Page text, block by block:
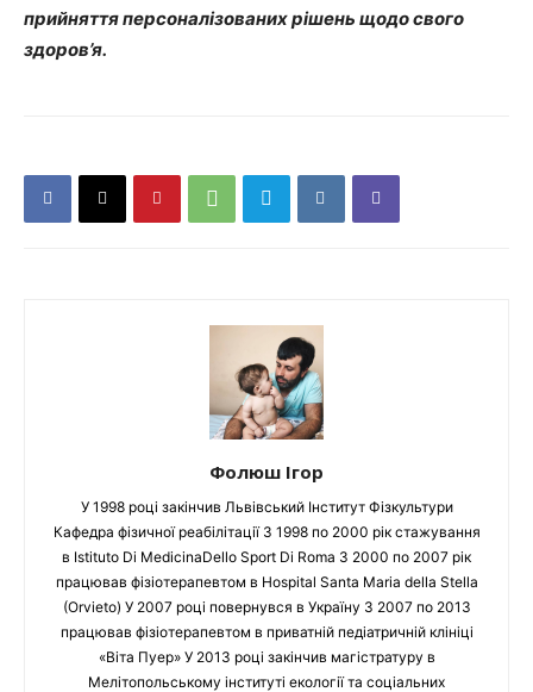
прийняття персоналізованих рішень щодо свого
здоров’я.
Фолюш Ігор
У 1998 році закінчив Львівський Інститут Фізкультури
Кафедра фізичної реабілітації З 1998 по 2000 рік стажування
в Istituto Di MedicinaDello Sport Di Roma З 2000 по 2007 рік
працював фізіотерапевтом в Hospital Santa Maria della Stella
(Orvieto) У 2007 році повернувся в Україну З 2007 по 2013
працював фізіотерапевтом в приватній педіатричній клініці
«Віта Пуер» У 2013 році закінчив магістратуру в
Мелітопольському інституті екології та соціальних